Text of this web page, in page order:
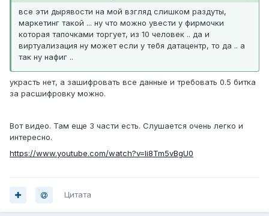
все эти дырявости на мой взгляд слишком раздуты,
маркетинг такой ... ну что можно увести у фирмочки
которая тапочками торгует, из 10 человек .. да и
виртуализация ну может если у тебя датацентр, то да .. а
так ну нафиг ..
украсть нет, а зашифровать все данные и требовать 0.5 битка
за расшифровку можно.
Вот видео. Там еще 3 части есть. Слушается очень легко и
интересно.
https://www.youtube.com/watch?v=Ii8Tm5vBgU0
Цитата